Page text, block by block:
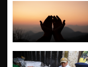
g
a
t